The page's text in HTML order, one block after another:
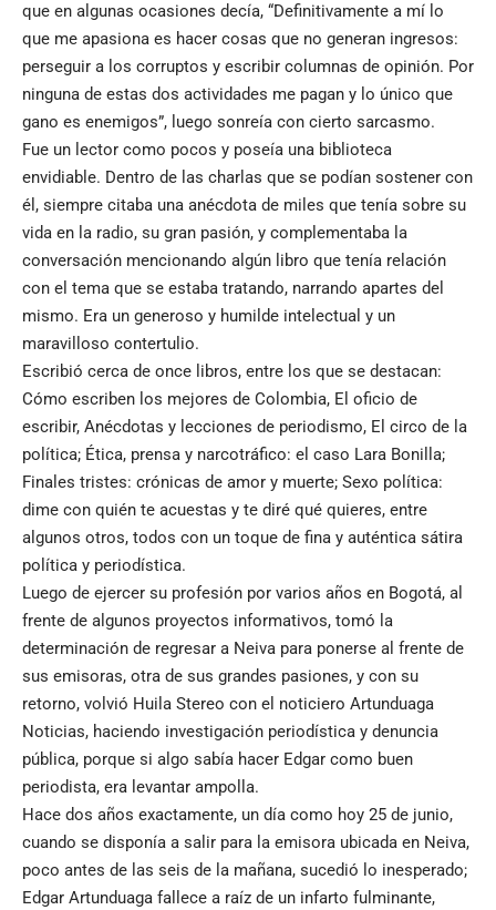
que en algunas ocasiones decía, “Definitivamente a mí lo
que me apasiona es hacer cosas que no generan ingresos:
perseguir a los corruptos y escribir columnas de opinión. Por
ninguna de estas dos actividades me pagan y lo único que
gano es enemigos”, luego sonreía con cierto sarcasmo.
Fue un lector como pocos y poseía una biblioteca
envidiable. Dentro de las charlas que se podían sostener con
él, siempre citaba una anécdota de miles que tenía sobre su
vida en la radio, su gran pasión, y complementaba la
conversación mencionando algún libro que tenía relación
con el tema que se estaba tratando, narrando apartes del
mismo. Era un generoso y humilde intelectual y un
maravilloso contertulio.
Escribió cerca de once libros, entre los que se destacan:
Cómo escriben los mejores de Colombia, El oficio de
escribir, Anécdotas y lecciones de periodismo, El circo de la
política; Ética, prensa y narcotráfico: el caso Lara Bonilla;
Finales tristes: crónicas de amor y muerte; Sexo política:
dime con quién te acuestas y te diré qué quieres, entre
algunos otros, todos con un toque de fina y auténtica sátira
política y periodística.
Luego de ejercer su profesión por varios años en Bogotá, al
frente de algunos proyectos informativos, tomó la
determinación de regresar a Neiva para ponerse al frente de
sus emisoras, otra de sus grandes pasiones, y con su
retorno, volvió Huila Stereo con el noticiero Artunduaga
Noticias, haciendo investigación periodística y denuncia
pública, porque si algo sabía hacer Edgar como buen
periodista, era levantar ampolla.
Hace dos años exactamente, un día como hoy 25 de junio,
cuando se disponía a salir para la emisora ubicada en Neiva,
poco antes de las seis de la mañana, sucedió lo inesperado;
Edgar Artunduaga fallece a raíz de un infarto fulminante,